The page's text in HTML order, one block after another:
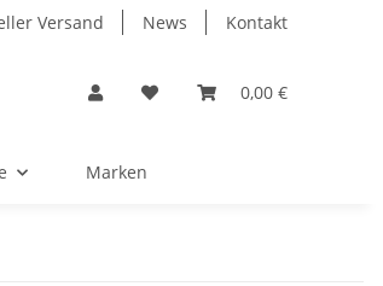
Versand News Kontakt
0,00 €
Marken